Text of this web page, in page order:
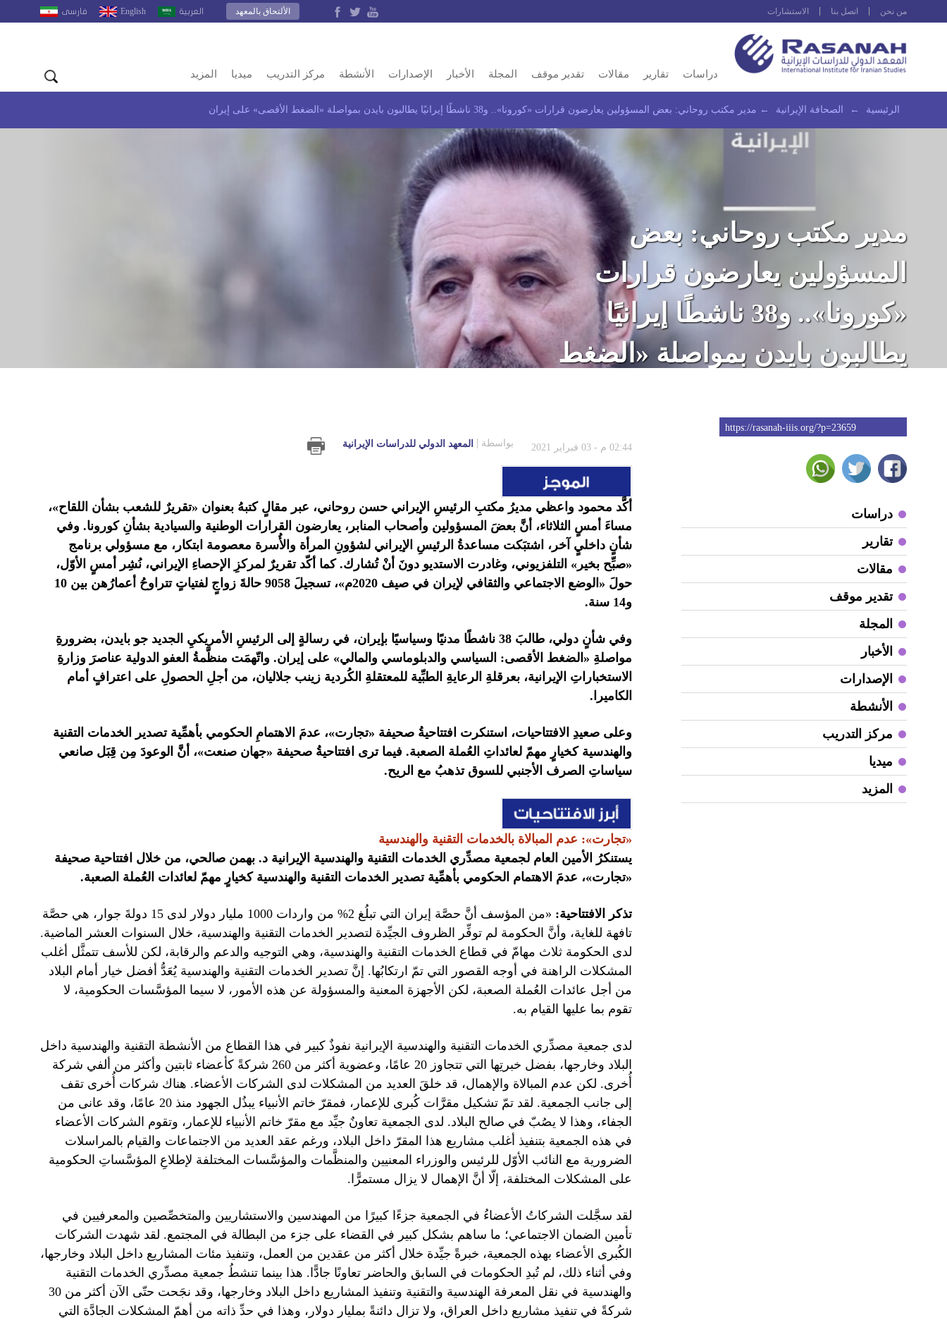
من نحن اتصل بنا الاستشارات العربية English فارسى الألتحاق بالمعهد
دراسات تقارير مقالات تقدير موقف المجلة الأخبار الإصدارات الأنشطة مركز التدريب ميديا المزيد
الرئيسية ← الصحافة الإيرانية ← مدير مكتب روحاني: بعض المسؤولين يعارضون قرارات «كورونا».. و38 ناشطًا إيرانيًا يطالبون بايدن بمواصلة «الضغط الأقصى» على إيران
مدير مكتب روحاني: بعض
المسؤولين يعارضون قرارات
«كورونا».. و38 ناشطًا إيرانيًا
يطالبون بايدن بمواصلة «الضغط
https://rasanah-iiis.org/?p=23659
دراسات
تقارير
مقالات
تقدير موقف
المجلة
الأخبار
الإصدارات
الأنشطة
مركز التدريب
ميديا
المزيد
02:44 م - 03 فبراير 2021 بواسطة المعهد الدولي للدراسات الإيرانية
أكَّد محمود واعظي مديرُ مكتبِ الرئيسِ الإيراني حسن روحاني، عبر مقالٍ كتبهُ بعنوان «تقريرٌ للشعب بشأن اللقاح»،
مساءَ أمسٍ الثلاثاء، أنَّ بعضَ المسؤولين وأصحاب المنابر، يعارضون القرارات الوطنية والسيادية بشأنِ كورونا. وفي
شأنٍ داخليٍ آخر، اشتبَكت مساعدةُ الرئيسِ الإيراني لشؤونِ المرأة والأُسرة معصومة ابتكار، مع مسؤولي برنامج
«صبِّح بخير» التلفزيوني، وغادرت الاستديو دونَ أنْ تُشارك. كما أكّد تقريرٌ لمركزِ الإحصاءِ الإيراني، نُشِر أمسٍ الأوّل،
حولَ «الوضع الاجتماعي والثقافي لإيران في صيف 2020م»، تسجيلَ 9058 حالةَ زواجٍ لفتياتٍ تتراوحُ أعمارُهن بين 10
و14 سنة.
وفي شأنٍ دولي،
طالبَ 38 ناشطًا مدنيًا وسياسيًا بإيران، في رسالةٍ إلى الرئيسِ الأمريكيِ الجديد جو بايدن، بضرورةِ
مواصلةِ «الضغط الأقصى: السياسي والدبلوماسي والمالي» على إيران. و اتّهمَت منظَّمةُ العفو الدولية عناصرَ وزارةِ
الاستخباراتِ الإيرانية، بعرقلةِ الرعايةِ الطبِّية للمعتقلةِ الكُردية زينب جلاليان، من أجلِ الحصولِ على اعترافٍ أمام
الكاميرا.
وعلى صعيدِ الافتتاحيات، استنكرت افتتاحيةُ صحيفة «تجارت»، عدمَ الاهتمامِ الحكومي بأهمِّية تصدير الخدمات التقنية
والهندسية كخيارٍ مهمّ لعائداتِ العُملة الصعبة. فيماترى افتتاحيةُ صحيفة «جهان صنعت»، أنَّ الوعودَ مِن قِبَل صانعي
سياساتِ الصرف الأجنبي للسوق تذهبُ مع الريح.
«تجارت»: عدم المبالاة بالخدمات التقنية والهندسية
يستنكرُ الأمين العام لجمعية مصدِّري الخدمات التقنية والهندسية الإيرانية د. بهمن صالحي، من خلال افتتاحية صحيفة
«تجارت»، عدمَ الاهتمام الحكومي بأهمِّية تصدير الخدمات التقنية والهندسية كخيارٍ مهمّ لعائدات العُملة الصعبة.
تذكر الافتتاحية:
«من المؤسف أنَّ حصَّة إيران التي تبلُغ 2% من واردات 1000 مليار دولار لدى 15 دولةَ جوار، هي حصَّة
تافهة للغاية، وأنَّ الحكومة لم توفِّر الظروف الجيِّدة لتصدير الخدمات التقنية والهندسية، خلال السنوات العشر الماضية.
لدى الحكومة ثلاث مهامّ في قطاع الخدمات التقنية والهندسية، وهي التوجيه والدعم والرقابة، لكن للأسف تتمثَّل أغلب
المشكلات الراهنة في أوجه القصور التي تمّ ارتكابُها. إنَّ تصدير الخدمات التقنية والهندسية يُعَدُّ أفضل خيار أمام البلاد
من أجل عائدات العُملة الصعبة، لكن الأجهزة المعنية والمسؤولة عن هذه الأمور، لا سيما المؤسَّسات الحكومية، لا
تقوم بما عليها القيام به.
لدى جمعية مصدِّري الخدمات التقنية والهندسية الإيرانية نفوذٌ كبير في هذا القطاع من الأنشطة التقنية والهندسية داخل
البلاد وخارجها، بفضل خبرتِها التي تتجاوز 20 عامًا، وعضوية أكثر من 260 شركةً كأعضاء ثابتين وأكثر من ألفي شركة
أُخرى. لكن عدم المبالاة والإهمال، قد خلقَ العديد من المشكلات لدى الشركات الأعضاء. هناك شركات أُخرى تقف
إلى جانب الجمعية. لقد تمّ تشكيل مقرَّات كُبرى للإعمار، فمقرّ خاتم الأنبياء يبذُل الجهود منذ 20 عامًا، وقد عانى من
الجفاء، وهذا لا يصُبّ في صالح البلاد. لدى الجمعية تعاونٌ جيِّد مع مقرّ خاتم الأنبياء للإعمار، وتقوم الشركات الأعضاء
في هذه الجمعية بتنفيذ أغلب مشاريع هذا المقرّ داخل البلاد، ورغم عقد العديد من الاجتماعات والقيام بالمراسلات
الضرورية مع النائب الأوّل للرئيس والوزراء المعنيين والمنظَّمات والمؤسَّسات المختلفة لإطلاعِ المؤسَّساتِ الحكومية
على المشكلات المختلفة، إلّا أنَّ الإهمال لا يزال مستمرًّا.
لقد سجَّلت الشركاتُ الأعضاءُ في الجمعية جزءًا كبيرًا من المهندسين والاستشاريين والمتخصِّصين والمعرفيين في
تأمين الضمان الاجتماعي؛ ما ساهم بشكل كبير في القضاء على جزء من البطالة في المجتمع. لقد شهدت الشركات
الكُبرى الأعضاء بهذه الجمعية، خبرةً جيِّدة خلال أكثر من عقدين من العمل، وتنفيذ مئات المشاريع داخل البلاد وخارجها،
وفي أثناء ذلك، لم تُبدِ الحكومات في السابق والحاضر تعاونًا جادًّا. هذا بينما تنشطُ جمعية مصدِّري الخدمات التقنية
والهندسية في نقل المعرفة الهندسية والتقنية وتنفيذ المشاريع داخل البلاد وخارجها، وقد نجَحت حتّى الآن أكثر من 30
شركةً في تنفيذ مشاريع داخل العراق، ولا تزال دائنةً بمليار دولار، وهذا في حدِّ ذاته من أهمّ المشكلات الجادَّة التي